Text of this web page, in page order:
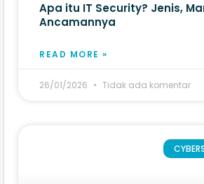
Apa itu IT Security? Jenis,
Ancamannya
READ MORE »
26/01/2026 Tidak ada komentar